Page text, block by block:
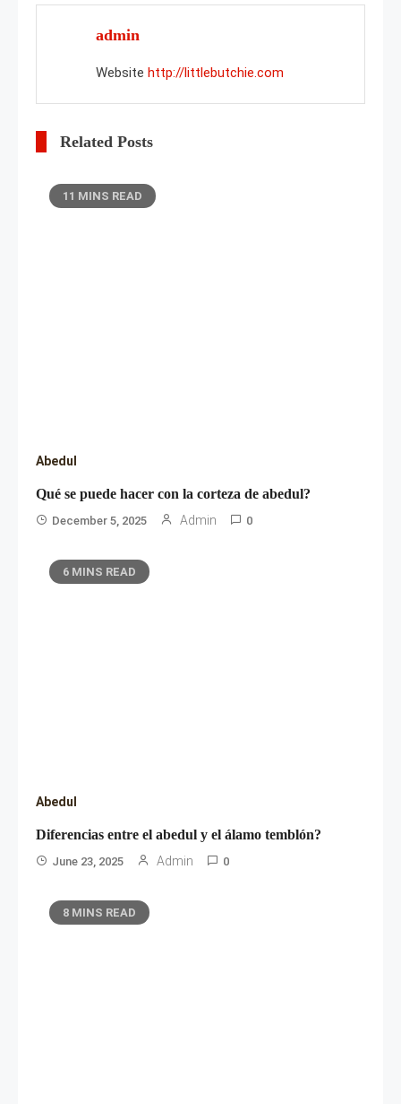
admin
Website http://littlebutchie.com
Related Posts
11 MINS READ
Abedul
Qué se puede hacer con la corteza de abedul?
December 5, 2025 Admin 0
6 MINS READ
Abedul
Diferencias entre el abedul y el álamo temblón?
June 23, 2025 Admin 0
8 MINS READ